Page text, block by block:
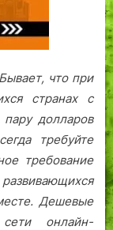
что при
странах с
долларов
требуйте
требование
Дешевые
онлайн-